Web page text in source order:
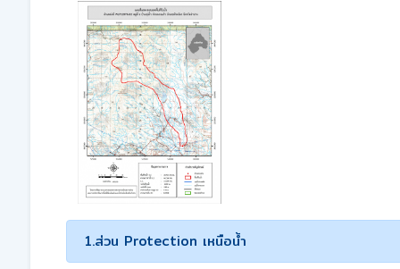
1.ส่วน Protection เหนือน้ำ